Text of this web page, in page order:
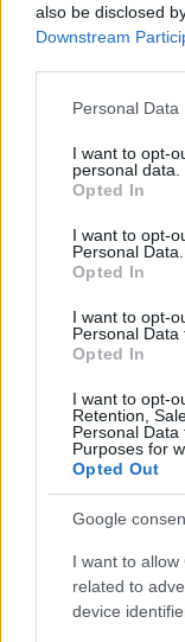
also be disclosed
Downstream
Please note that
not limited to your
grant or deny
use your data for
consent section.
Personal
I want to opt-
personal data.
Opted In
I want to opt-
Personal Data.
Opted In
I want to opt-
Personal Data
Opted In
I want to opt-
Retention,
Personal
Purposes for
Opted Out
Google
I want to
related to
device
Őze Áron a vele
kritikusabban
nem vagyok
nézem a férfiakat
koronájának
határozatlan,
A próbákra
történeteikből
nem tanult újat
mindenen
ezért „
arról is mesél,
történetre egy
hogy egy-egy